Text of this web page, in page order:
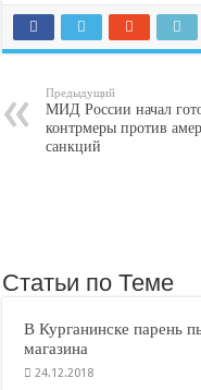
Предыдущий
МИД России начал
контрмеры против
санкций
Статьи по Теме
В Курганинске парень
магазина
24.12.2018